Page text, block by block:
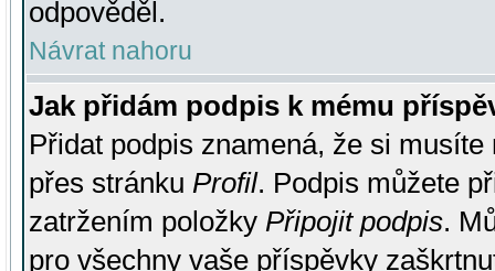
odpověděl.
Návrat nahoru
Jak přidám podpis k mému
Přidat podpis znamená, že si
přes stránku Profil. Podpis můžete
zatržením položky Připojit podpis.
pro všechny vaše příspěvky